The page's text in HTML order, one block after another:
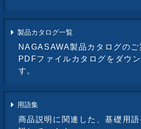
製品カタログ一覧
NAGASAWA製品カタログのご
PDFファイルカタログをダウ
す。
用語集
商品説明に関連した、基礎用